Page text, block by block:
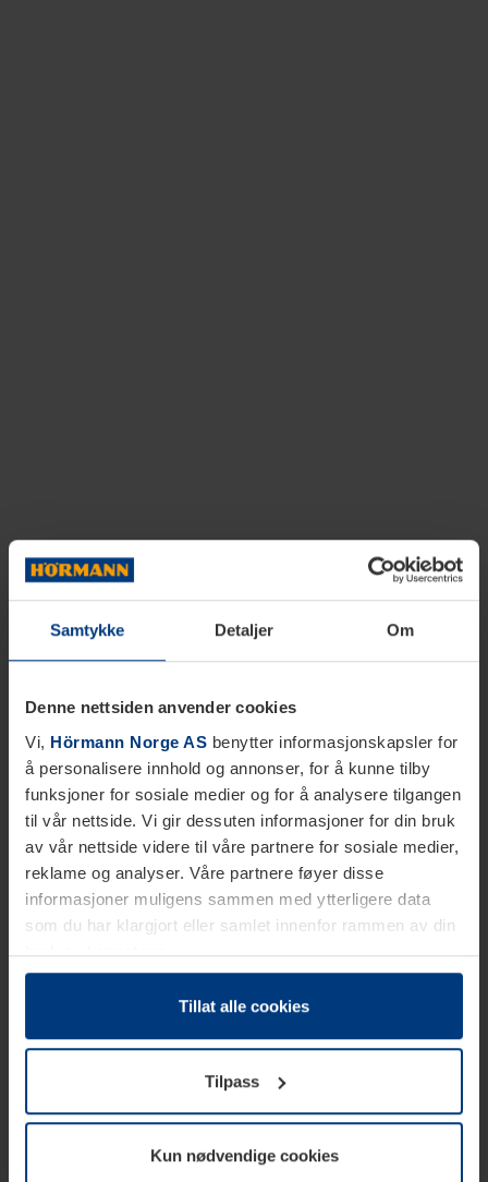
Samtykke Detaljer Om
Denne nettsiden anvender cookies
Vi, Hörmann Norge AS benytter informasjonskapsler for
å personalisere innhold og annonser, for å kunne tilby
funksjoner for sosiale medier og for å analysere tilgangen
til vår nettside. Vi gir dessuten informasjoner for din bruk
av vår nettside videre til våre partnere for sosiale medier,
reklame og analyser. Våre partnere føyer disse
informasjoner muligens sammen med ytterligere data
som du har klargjort eller samlet innenfor rammen av din
bruk av tjenestene.
Etter loven kan vi lagre informasjonskapsler på din
datamaskin, hvis disse er absolutt nødvendig for drift av
trenger vi din tillatelse. Du kan når som helst endre eller
tilbakekalle ditt samtykke i forklaringen av
informasjonskapselen på sidenPersonvernerklæringpå
Tillat alle cookies
Tilpass
Kun nødvendige cookies